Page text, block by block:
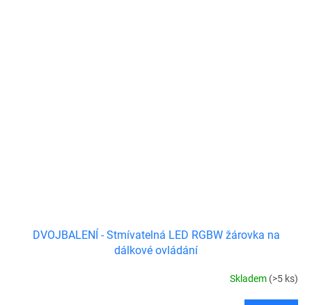
DVOJBALENÍ - Stmívatelná LED RGBW žárovka na
dálkové ovládání
Skladem (>5 ks)